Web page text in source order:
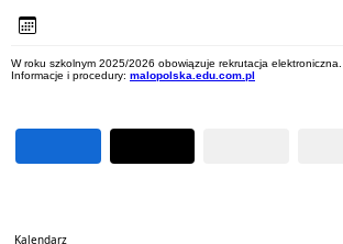
W roku szkolnym 2025/2026 obowiązuje rekrutacja elektroniczna.
Informacje i procedury: malopolska.edu.com.pl
Kalendarz